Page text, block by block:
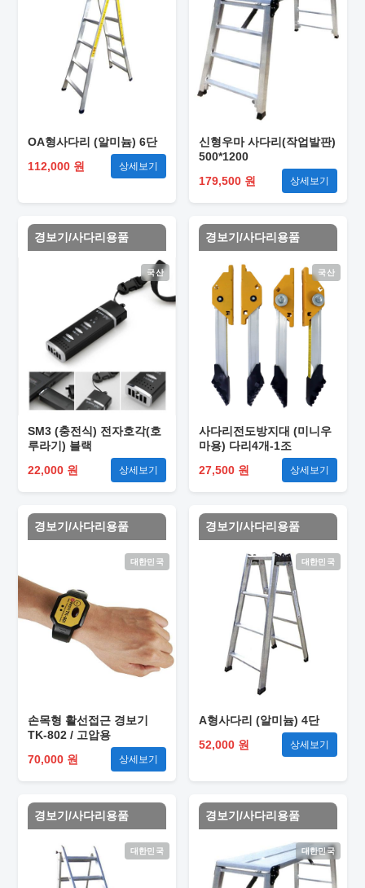
OA형사다리 (알미늄) 6단
112,000 원
상세보기
신형우마 사다리(작업발판)
500*1200
179,500 원
상세보기
경보기/사다리용품
국산
SM3 (충전식) 전자호각(호
루라기) 블랙
22,000 원
상세보기
경보기/사다리용품
국산
사다리전도방지대 (미니우
마용) 다리4개-1조
27,500 원
상세보기
경보기/사다리용품
대한민국
손목형 활선접근 경보기
TK-802 / 고압용
70,000 원
상세보기
경보기/사다리용품
대한민국
A형사다리 (알미늄) 4단
52,000 원
상세보기
경보기/사다리용품
대한민국
경보기/사다리용품
대한민국